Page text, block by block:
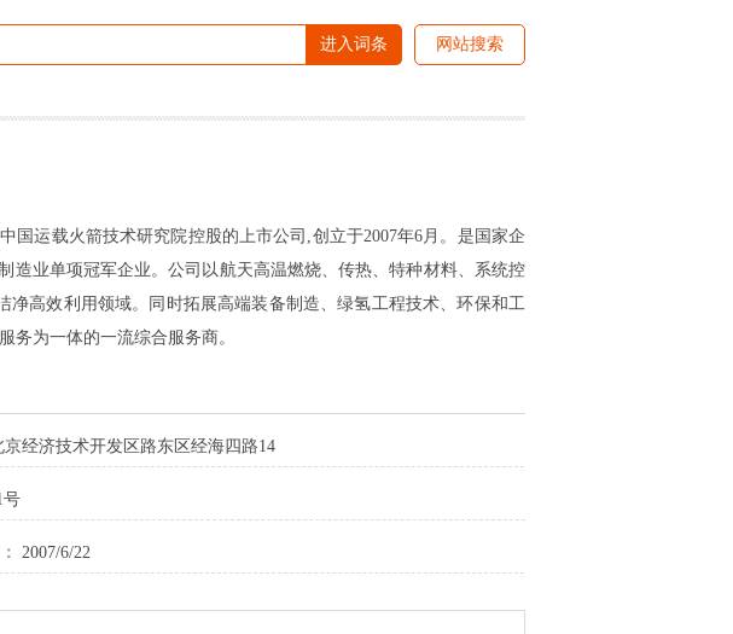
进入词条 网站搜索
运载火箭技术研究院控股的上市公司,创立于2007年6月。是国家企
造业单项冠军企业。公司以航天高温燃烧、传热、特种材料、系统控
高效利用领域。同时拓展高端装备制造、绿氢工程技术、环保和工
务为一体的一流综合服务商。
京经济技术开发区路东区经海四路14
号
2007/6/22